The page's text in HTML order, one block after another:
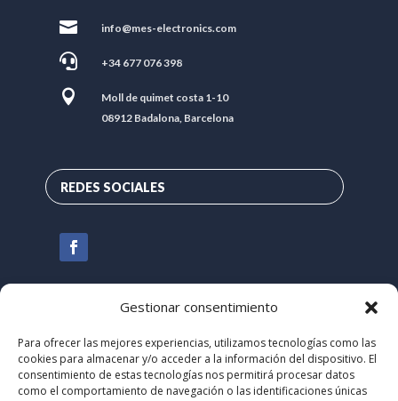
Gestionar consentimiento
Para ofrecer las mejores experiencias, utilizamos tecnologías como las
cookies para almacenar y/o acceder a la información del dispositivo. El
consentimiento de estas tecnologías nos permitirá procesar datos
como el comportamiento de navegación o las identificaciones únicas
 info@mes-electronics.com
 +34 677 076 398

Moll de quimet costa 1-10
08912 Badalona, Barcelona
REDES SOCIALES